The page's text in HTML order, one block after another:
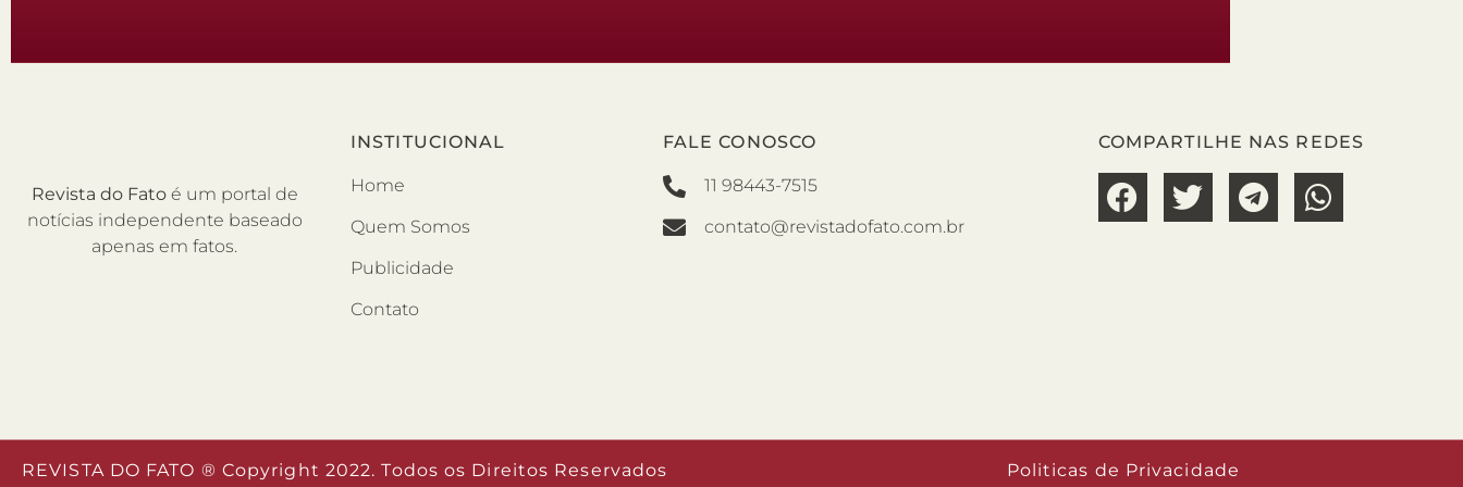
Revista do Fato é um portal de
notícias independente baseado
apenas em fatos.
INSTITUCIONAL
Home
Quem Somos
Publicidade
Contato
FALE CONOSCO
11 98443-7515
contato@revistadofato.com.br
COMPARTILHE NAS REDES
REVISTA DO FATO ® Copyright 2022. Todos os Direitos Reservados Politicas de Privacidade